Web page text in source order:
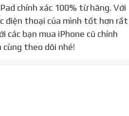
chính xác 100% từ hãng. Với
điện thoại của mình tốt hơn rất
các bạn mua iPhone cũ chính
cùng theo dõi nhé!